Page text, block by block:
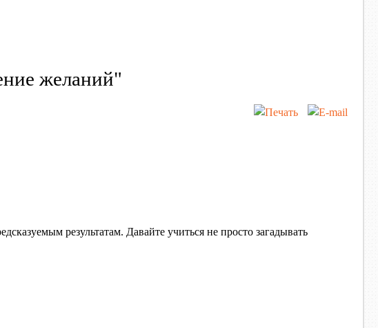
желаний"
результатам. Давайте учиться не просто загадывать